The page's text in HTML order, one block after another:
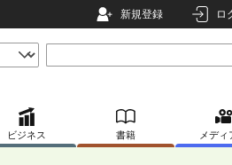
新規登録 ロ
ビジネス 書籍 メディ